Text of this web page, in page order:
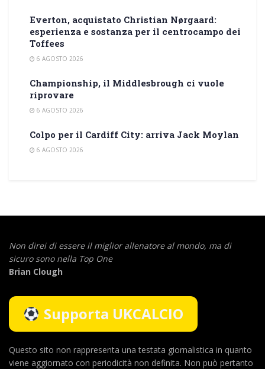
Everton, acquistato Christian Nørgaard:
esperienza e sostanza per il centrocampo dei
Toffees
6 AGOSTO 2026
Championship, il Middlesbrough ci vuole
riprovare
6 AGOSTO 2026
Colpo per il Cardiff City: arriva Jack Moylan
6 AGOSTO 2026
Non direi di essere il miglior allenatore al mondo, ma di
sicuro sono nella Top One
Brian Clough
Supporta UKCALCIO
Questo sito non rappresenta una testata giornalistica in quanto
viene aggiornato con periodicità non definita. Non può pertanto